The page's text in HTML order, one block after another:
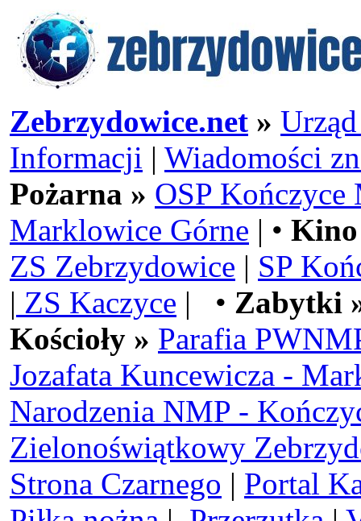
Zebrzydowice.net »
Informacji | Wiadomości
Pożarna » OSP Kończyce
Marklowice Górne | •
ZS Zebrzydowice | SP
| ZS Kaczyce | • Zabytki
Kościoły » Parafia
Jozafata Kuncewicza -
Narodzenia NMP -
Zielonoświątkowy
Strona Czarnego | Portal